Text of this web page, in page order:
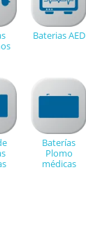
Baterias AED
Baterías
Plomo
médicas